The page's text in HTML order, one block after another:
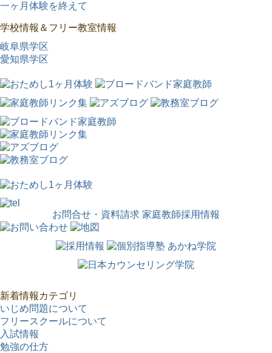
一ヶ月体験を終えて
学校情報＆フリー教室情報
岐阜県学区
愛知県学区
お問合せ・資料請求 家庭教師採用情報
新着情報カテゴリ
いじめ問題について
フリースクールについて
入試情報
勉強の仕方